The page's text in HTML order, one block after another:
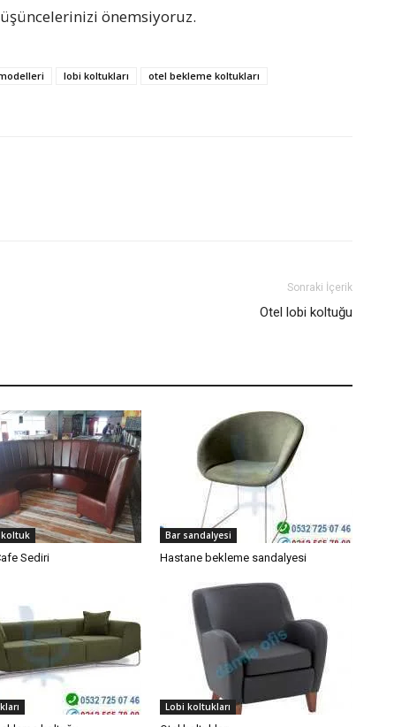
önemsiyoruz.
lobi koltukları
otel bekleme koltukları
Sonraki İçerik
Otel lobi koltuğu
koltuk
Sediri
Bar sandalyesi
Hastane bekleme sandalyesi
Lobi koltukları